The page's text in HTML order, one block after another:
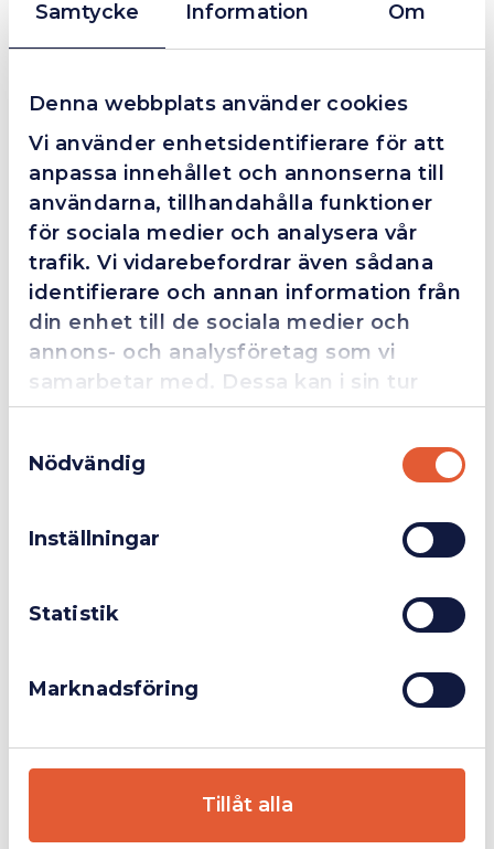
Samtycke Information Om
Denna webbplats använder cookies
Vi använder enhetsidentifierare för att
anpassa innehållet och annonserna till
användarna, tillhandahålla funktioner
för sociala medier och analysera vår
trafik. Vi vidarebefordrar även sådana
identifierare och annan information från
din enhet till de sociala medier och
annons- och analysföretag som vi
samarbetar med. Dessa kan i sin tur
kombinera informationen med annan
information som du har tillhandahållit
eller som de har samlat in när du har
Nödvändig
Inställningar
Statistik
Marknadsföring
Tillåt alla
Exkl. moms
Privatperson Inkl. moms
4.4 10 Reviews
Beskrivning
M7 Sticksåg 18v (exkl. batteri & laddare)
Slaglängd 25 mm
Varvtal 0-2200 rpm
Nyckellöst bladbyte
Inbyggd LED
Ytterligare Information
Bilagor